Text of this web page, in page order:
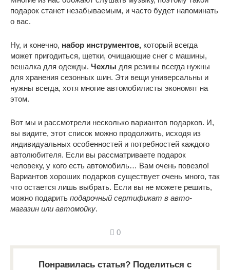
подарок станет незабываемым, и часто будет напоминать
о вас.
Ну, и конечно, набор инструментов, который всегда
может пригодиться, щетки, очищающие снег с машины,
вешалка для одежды. Чехлы для резины всегда нужны
для хранения сезонных шин. Эти вещи универсальны и
нужны всегда, хотя многие автомобилисты экономят на
этом.
Вот мы и рассмотрели несколько вариантов подарков. И,
вы видите, этот список можно продолжить, исходя из
индивидуальных особенностей и потребностей каждого
автолюбителя. Если вы рассматриваете подарок
человеку, у кого есть автомобиль… Вам очень повезло!
Вариантов хороших подарков существует очень много, так
что остается лишь выбрать. Если вы не можете решить,
можно подарить подарочный сертификат в авто-
магазин или автомойку.
0
Понравилась статья? Поделиться с